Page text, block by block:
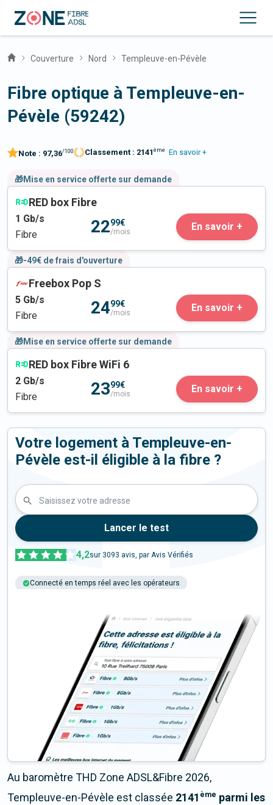
Couverture Nord Templeuve-en-Pévèle
Fibre optique à Templeuve-en-
Pévèle (59242)
Note : 97,36/100 Classement : 2141 ème En savoir +
🎁Mise en service offerte sur demande
RED box Fibre
1 Gb/s
Fibre
2299€
/mois En savoir +
🎁-49€ de frais d'ouverture
Freebox Pop S
5 Gb/s
Fibre
2499€
/mois En savoir +
🎁Mise en service offerte sur demande
RED box Fibre WiFi 6
2 Gb/s
Fibre
2399€
/mois En savoir +
Votre logement à Templeuve-en-
Pévèle est-il éligible à la fibre ?
Saisissez votre adresse
Lancer le test
4,2sur 3093 avis, par Avis Vérifiés
Connecté en temps réel avec les opérateurs
Au baromètre THD Zone ADSL&Fibre 2026,
Templeuve-en-Pévèle est classée 2141 ème parmi les